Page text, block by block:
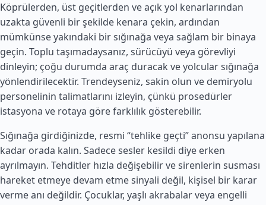
Köprülerden, üst geçitlerden ve açık yol kenarlarından
uzakta güvenli bir şekilde kenara çekin, ardından
mümkünse yakındaki bir sığınağa veya sağlam bir binaya
geçin. Toplu taşımadaysanız, sürücüyü veya görevliyi
dinleyin; çoğu durumda araç duracak ve yolcular sığınağa
yönlendirilecektir. Trendeyseniz, sakin olun ve demiryolu
personelinin talimatlarını izleyin, çünkü prosedürler
istasyona ve rotaya göre farklılık gösterebilir.
Sığınağa girdiğinizde, resmi “tehlike geçti” anonsu yapılana
kadar orada kalın. Sadece sesler kesildi diye erken
ayrılmayın. Tehditler hızla değişebilir ve sirenlerin susması
hareket etmeye devam etme sinyali değil, kişisel bir karar
verme anı değildir. Çocuklar, yaşlı akrabalar veya engelli